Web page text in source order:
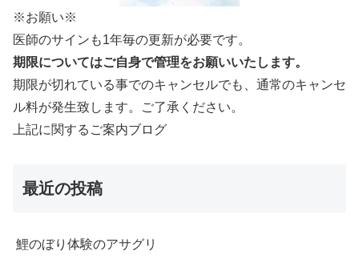
※お願い※
医師のサインも1年毎の更新が必要です。
期限についてはご自身で管理をお願いいたします。
期限が切れている事でのキャンセルでも、通常のキャンセ
ル料が発生致します。ご了承ください。
上記に関するご案内ブログ
最近の投稿
鯉のぼり体験のアサグリ